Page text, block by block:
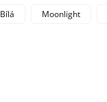
Bílá Moonlight